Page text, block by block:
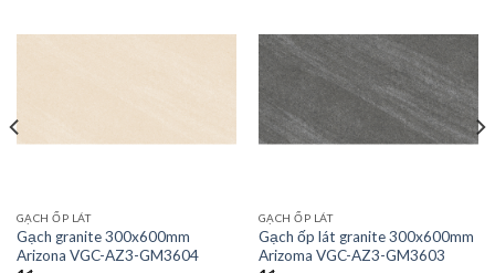
GẠCH ỐP LÁT
Gạch granite 300x600mm
Arizona VGC-AZ3-GM3604
GẠCH ỐP LÁT
Gạch ốp lát granite 300x600mm
Arizoma VGC-AZ3-GM3603